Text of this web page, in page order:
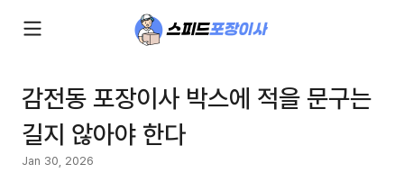
감전동 포장이사 박스에 적을 문구는
길지 않아야 한다
Jan 30, 2026